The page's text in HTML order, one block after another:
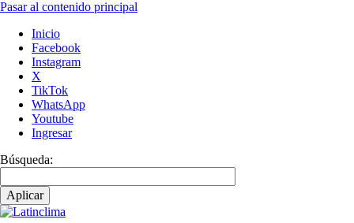
Pasar al contenido principal
Inicio
Facebook
Instagram
X
TikTok
WhatsApp
Youtube
Ingresar
Búsqueda: